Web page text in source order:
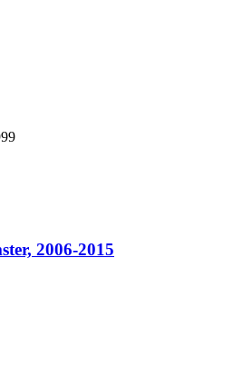
2006-2015